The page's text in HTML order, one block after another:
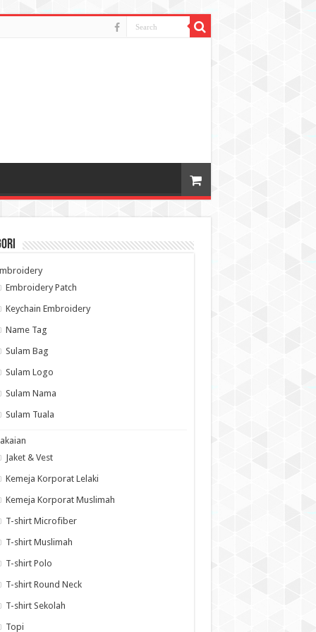
Embroidery Patch
Keychain Embroidery
Name Tag
Sulam Bag
Sulam Logo
Sulam Nama
Sulam Tuala
Jaket & Vest
Kemeja Korporat Lelaki
Kemeja Korporat Muslimah
T-shirt Microfiber
T-shirt Muslimah
T-shirt Polo
T-shirt Round Neck
T-shirt Sekolah
Topi